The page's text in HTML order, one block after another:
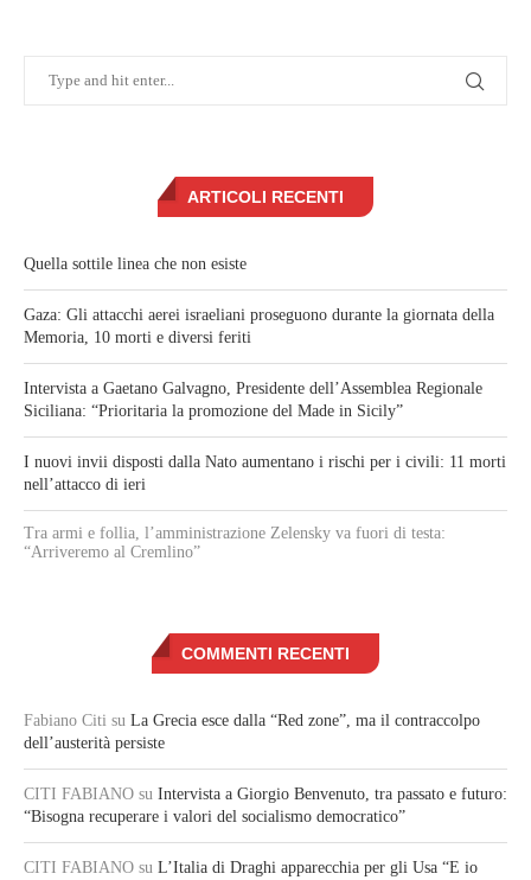
ARTICOLI RECENTI
Quella sottile linea che non esiste
Gaza: Gli attacchi aerei israeliani proseguono durante la giornata della
Memoria, 10 morti e diversi feriti
Intervista a Gaetano Galvagno, Presidente dell’Assemblea Regionale
Siciliana: “Prioritaria la promozione del Made in Sicily”
I nuovi invii disposti dalla Nato aumentano i rischi per i civili: 11 morti
nell’attacco di ieri
Tra armi e follia, l’amministrazione Zelensky va fuori di testa:
“Arriveremo al Cremlino”
COMMENTI RECENTI
Fabiano Citi su La Grecia esce dalla “Red zone”, ma il contraccolpo
dell’austerità persiste
CITI FABIANO su Intervista a Giorgio Benvenuto, tra passato e futuro:
“Bisogna recuperare i valori del socialismo democratico”
CITI FABIANO su L’Italia di Draghi apparecchia per gli Usa “E io